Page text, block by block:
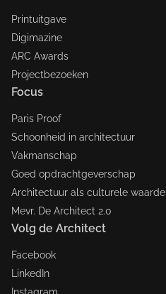
Printuitgave
Digimazine
ARC Awards
Projectbezoeken
Focus
Paris Proof
Schoonheid in architectuur
Vakmanschap
Goed opdrachtgeverschap
Architectuur als culturele waarde
Mevr. De Architect 2.0
Volg de Architect
Facebook
LinkedIn